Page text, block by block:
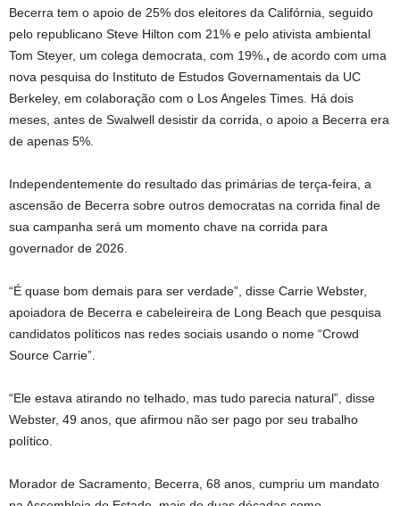
Becerra tem o apoio de 25% dos eleitores da Califórnia, seguido
pelo republicano Steve Hilton com 21% e pelo ativista ambiental
Tom Steyer, um colega democrata, com 19%. , de acordo com uma
nova pesquisa do Instituto de Estudos Governamentais da UC
Berkeley, em colaboração com o Los Angeles Times. Há dois
meses, antes de Swalwell desistir da corrida, o apoio a Becerra era
de apenas 5%.
Independentemente do resultado das primárias de terça-feira, a
ascensão de Becerra sobre outros democratas na corrida final de
sua campanha será um momento chave na corrida para
governador de 2026.
“É quase bom demais para ser verdade”, disse Carrie Webster,
apoiadora de Becerra e cabeleireira de Long Beach que pesquisa
candidatos políticos nas redes sociais usando o nome “Crowd
Source Carrie”.
“Ele estava atirando no telhado, mas tudo parecia natural”, disse
Webster, 49 anos, que afirmou não ser pago por seu trabalho
político.
Morador de Sacramento, Becerra, 68 anos, cumpriu um mandato